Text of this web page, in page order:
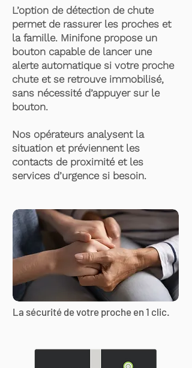
L’option de détection de chute
permet de rassurer les proches et
la famille. Minifone propose un
bouton capable de lancer une
alerte automatique si votre proche
chute et se retrouve immobilisé,
sans nécessité d’appuyer sur le
bouton.
Nos opérateurs analysent la
situation et préviennent les
contacts de proximité et les
services d’urgence si besoin.
La sécurité de votre proche en 1 clic.